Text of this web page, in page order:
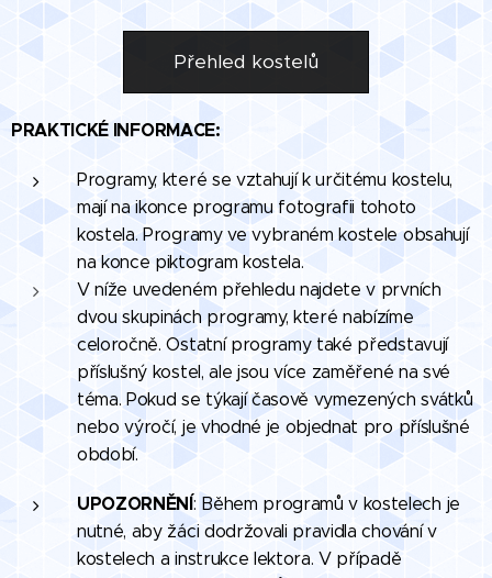
Přehled kostelů
PRAKTICKÉ INFORMACE:
Programy, které se vztahují k určitému kostelu,
mají na ikonce programu fotografii tohoto
kostela. Programy ve vybraném kostele obsahují
na konce piktogram kostela.
V níže uvedeném přehledu najdete v prvních
dvou skupinách programy, které nabízíme
celoročně. Ostatní programy také představují
příslušný kostel, ale jsou více zaměřené na své
téma. Pokud se týkají časově vymezených svátků
nebo výročí, je vhodné je objednat pro příslušné
období.
UPOZORNĚNÍ: Během programů v kostelech je
nutné, aby žáci dodržovali pravidla chování v
kostelech a instrukce lektora. V případě